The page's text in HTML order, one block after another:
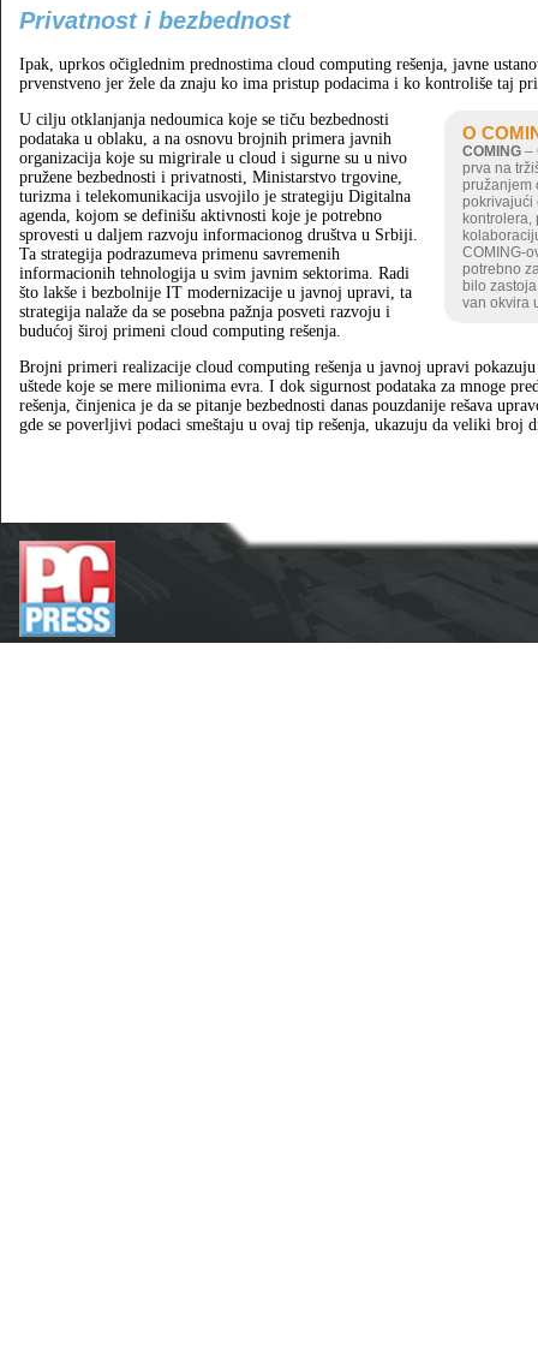
Privatnost i bezbednost
Ipak, uprkos očiglednim prednostima cloud computing rešenja, javne
prvenstveno jer žele da znaju ko ima pristup podacima i ko kontroliše taj
O
COMING –
prva na
pružanjem
pokrivajući
kontrolera,
COMING-
potrebno
bilo
van okvira
U cilju otklanjanja nedoumica koje se tiču bezbednosti
podataka u oblaku, a na osnovu brojnih primera javnih
organizacija koje su migrirale u cloud i sigurne su u nivo
pružene bezbednosti i privatnosti, Ministarstvo trgovine,
turizma i telekomunikacija usvojilo je strategiju Digitalna
agenda, kojom se definišu aktivnosti koje je potrebno
sprovesti u daljem razvoju informacionog društva u Srbiji.
Ta strategija podrazumeva primenu savremenih
informacionih tehnologija u svim javnim sektorima. Radi
što lakše i bezbolnije IT modernizacije u javnoj upravi, ta
strategija nalaže da se posebna pažnja posveti razvoju i
budućoj široj primeni cloud computing rešenja.
Brojni primeri realizacije cloud computing rešenja u javnoj upravi
uštede koje se mere milionima evra. I dok sigurnost podataka za mnoge
rešenja, činjenica je da se pitanje bezbednosti danas pouzdanije rešava
gde se poverljivi podaci smeštaju u ovaj tip rešenja, ukazuju da veliki broj